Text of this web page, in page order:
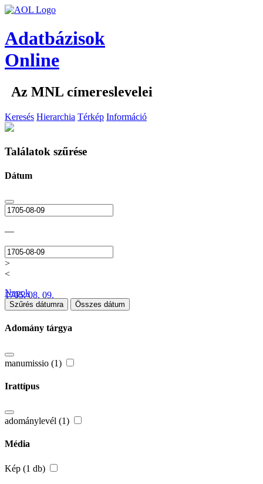
Adatbázisok
Online
Az MNL címereslevelei
Keresés Hierarchia Térkép Információ
Találatok szűrése
Dátum
—
>
<
1705. 08. 09.
Napok
Szűrés dátumra Összes dátum
Adomány tárgya
manumissio (1)
Irattípus
adománylevél (1)
Média
Kép (1 db)